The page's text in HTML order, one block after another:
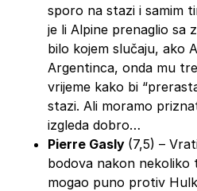
sporo na stazi i samim
je li Alpine prenaglio sa
bilo kojem slučaju, ako
Argentinca, onda mu
vrijeme kako bi
stazi. Ali moramo
izgleda dobro…
Pierre Gasly (7,5) –
bodova nakon nekoliko
mogao puno protiv